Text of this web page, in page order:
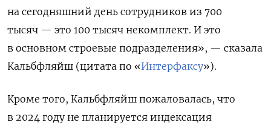
на сегодняшний день сотрудников из 700
тысяч — это 100 тысяч некомплект. И это
в основном строевые подразделения», — сказала
Кальбфляйш (цитата по «Интерфаксу»).
Кроме того, Кальбфляйш пожаловалась, что
в 2024 году не планируется индексация